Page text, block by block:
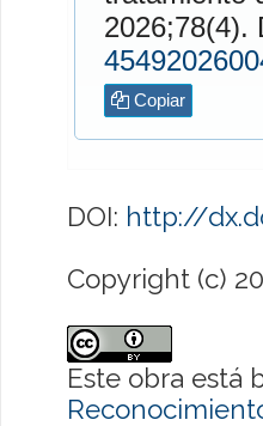
Copiar
DOI: http://
Copyright (c)
Este obra está